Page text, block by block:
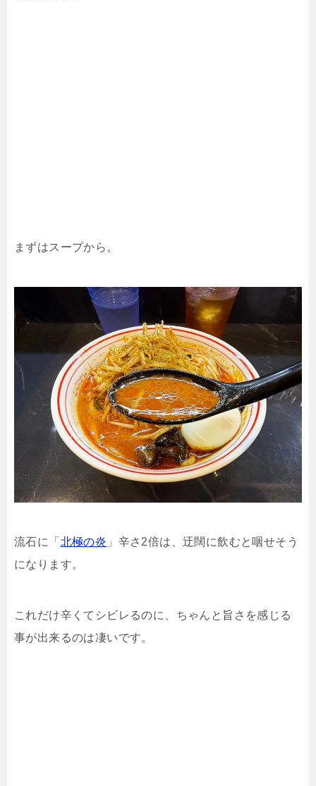
まずはスープから。
流石に「 北極の炎 」辛さ2倍は、迂闊に飲むと咽せそう
になります。
これだけ辛くてシビレるのに、ちゃんと旨さを感じる
事が出来るのは凄いです。